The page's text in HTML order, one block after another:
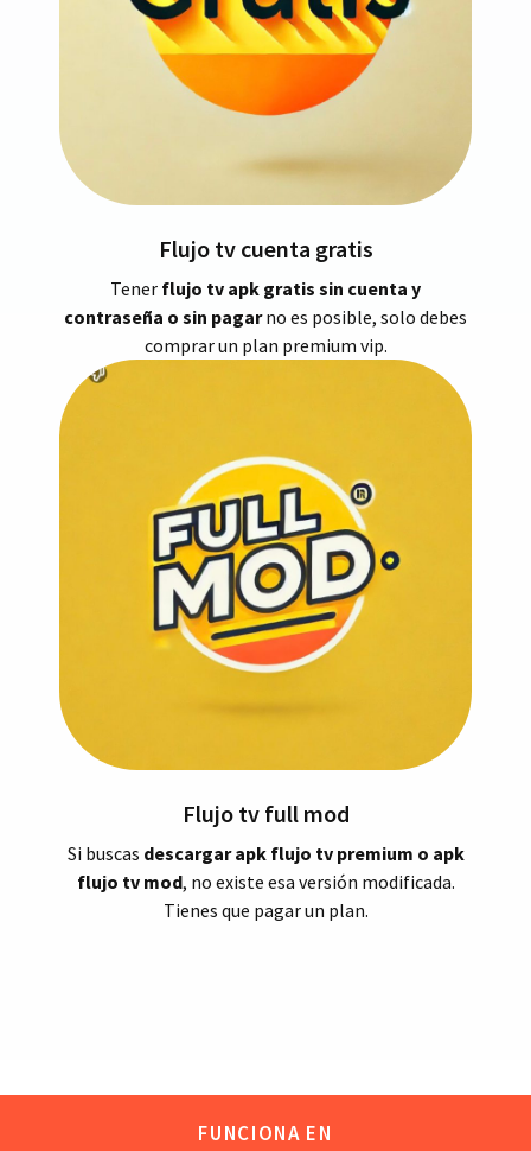
Flujo tv cuenta gratis
Tener flujo tv apk gratis sin cuenta y
contraseña o sin pagarno es posible, solo debes
comprar un plan premium vip.
Flujo tv full mod
Si buscas descargar apk flujo tv premium o apk
flujo tv mod, no existe esa versión modificada.
Tienes que pagar un plan.
FUNCIONA EN